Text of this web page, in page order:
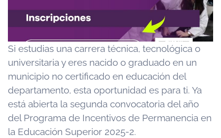
Si estudias una carrera técnica, tecnológica o
universitaria y eres nacido o graduado en un
municipio no certificado en educación del
departamento, esta oportunidad es para ti. Ya
está abierta la segunda convocatoria del año
del Programa de Incentivos de Permanencia en
la Educación Superior 2025-2.